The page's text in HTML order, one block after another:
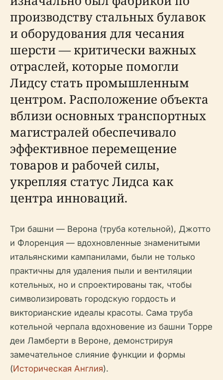
производству стальных булавок
и оборудования для чесания
шерсти — критически важных
отраслей, которые помогли
Лидсу стать промышленным
центром. Расположение объекта
вблизи основных транспортных
магистралей обеспечивало
эффективное перемещение
товаров и рабочей силы,
укрепляя статус Лидса как
центра инноваций.
Три башни — Верона (труба котельной), Джотто
и Флоренция — вдохновленные знаменитыми
итальянскими кампанилами, были не только
практичны для удаления пыли и вентиляции
котельных, но и спроектированы так, чтобы
символизировать городскую гордость и
викторианские идеалы красоты. Сама труба
котельной черпала вдохновение из башни Торре
деи Ламберти в Вероне, демонстрируя
замечательное слияние функции и формы
(Историческая Англия).